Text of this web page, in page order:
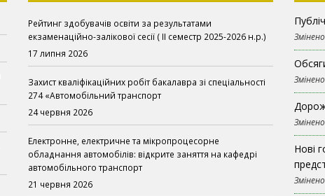
Рейтинг здобувачів освіти за результатами
екзаменаційно-залікової сесії ( ІІ семестр 2025-2026 н.р.)
17 липня 2026
Захист кваліфікаційних робіт бакалавра зі спеціальності
274 «Автомобільний транспорт
24 червня 2026
Електронне, електричне та мікропроцесорне
обладнання автомобілів: відкрите заняття на кафедрі
автомобільного транспорт
21 червня 2026
Нові